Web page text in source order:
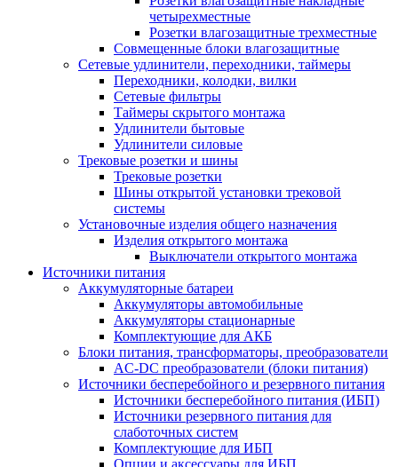
четырехместные
Розетки влагозащитные трехместные
Совмещенные блоки влагозащитные
Сетевые удлинители, переходники, таймеры
Переходники, колодки, вилки
Сетевые фильтры
Таймеры скрытого монтажа
Удлинители бытовые
Удлинители силовые
Трековые розетки и шины
Трековые розетки
Шины открытой установки трековой
системы
Установочные изделия общего назначения
Изделия открытого монтажа
Выключатели открытого монтажа
Источники питания
Аккумуляторные батареи
Аккумуляторы автомобильные
Аккумуляторы стационарные
Комплектующие для АКБ
Блоки питания, трансформаторы, преобразователи
AC-DC преобразователи (блоки питания)
Источники бесперебойного и резервного питания
Источники бесперебойного питания (ИБП)
Источники резервного питания для
слаботочных систем
Комплектующие для ИБП
Опции и аксессуары для ИБП